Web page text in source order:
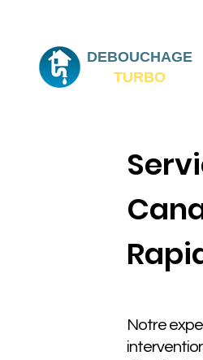
DEBOUCHAGE
TURBO
Notre